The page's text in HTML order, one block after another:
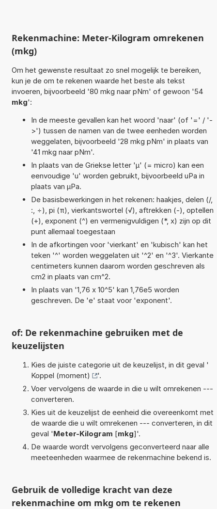
Rekenmachine: Meter-Kilogram omrekenen
(mkg)
Om het gewenste resultaat zo snel mogelijk te bereiken,
kun je de om te rekenen waarde het beste als tekst
invoeren, bijvoorbeeld '80 mkg naar pNm' of gewoon '54
mkg':
In de meeste gevallen kan het woord 'naar' (of '=' / '-
>') tussen de namen van de twee eenheden worden
weggelaten, bijvoorbeeld '28 mkg pNm' in plaats van
'41 mkg naar pNm'.
In plaats van de Griekse letter 'µ' (= micro) kan een
eenvoudige 'u' worden gebruikt, bijvoorbeeld uPa in
plaats van µPa.
De basisbewerkingen in het rekenen: haakjes, delen (/,
:, ÷), pi (π), vierkantswortel (√), aftrekken (-), optellen
(+), exponent (^) en vermenigvuldigen (*, x) zijn op dit
punt allemaal toegestaan
In de afkortingen voor 'vierkant' en 'kubisch' kan het
teken '^' worden weggelaten uit '^2' en '^3'. Vierkante
centimeters kunnen daarom worden geschreven als
cm2 in plaats van cm^2.
In plaats van '1,76 x 10^5' kan 1,76e5 worden
geschreven. De 'e' staat voor 'exponent'.
of: De rekenmachine gebruiken met de
keuzelijsten
Kies de juiste categorie uit de keuzelijst, in dit geval '
Koppel (moment)
'.
Voer vervolgens de waarde in die u wilt omrekenen ---
converteren.
Kies uit de keuzelijst de eenheid die overeenkomt met
de waarde die u wilt omrekenen --- converteren, in dit
geval 'Meter-Kilogram [mkg]'.
De waarde wordt vervolgens geconverteerd naar alle
meeteenheden waarmee de rekenmachine bekend is.
Gebruik de volledige kracht van deze
rekenmachine om mkg om te rekenen